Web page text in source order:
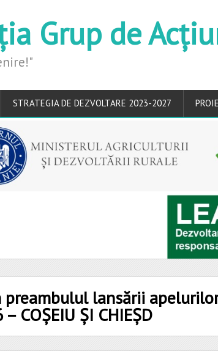
Grup de
STRATEGIA DE DEZVOLTARE 2023-2027
lansării
COȘEIU ȘI CHIEȘD